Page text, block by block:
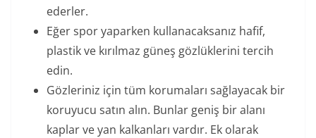
ederler.
Eğer spor yaparken kullanacaksanız hafif,
plastik ve kırılmaz güneş gözlüklerini tercih
edin.
Gözleriniz için tüm korumaları sağlayacak bir
koruyucu satın alın. Bunlar geniş bir alanı
kaplar ve yan kalkanları vardır. Ek olarak